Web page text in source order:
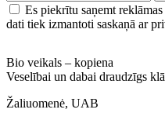
Es piekrītu saņemt
dati tiek izmantoti saskaņā ar
Bio veikals – kopiena
Veselībai un dabai draudzīgs
Žaliuomenė, UAB